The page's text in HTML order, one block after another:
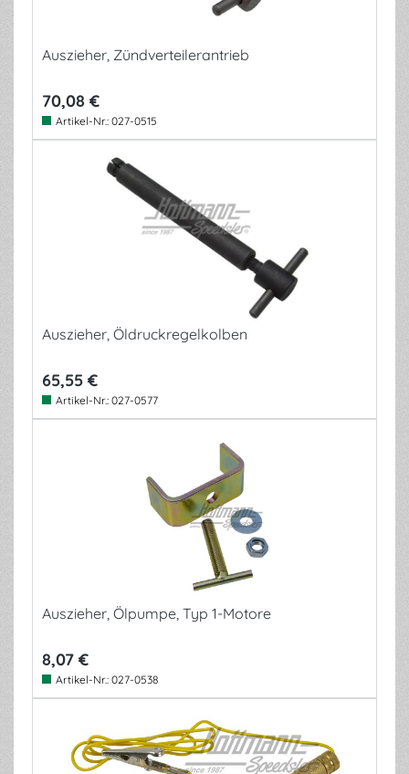
Auszieher, Zündverteilerantrieb
70,08 €
Artikel-Nr.: 027-0515
Auszieher, Öldruckregelkolben
65,55 €
Artikel-Nr.: 027-0577
Auszieher, Ölpumpe, Typ 1-Motore
8,07 €
Artikel-Nr.: 027-0538